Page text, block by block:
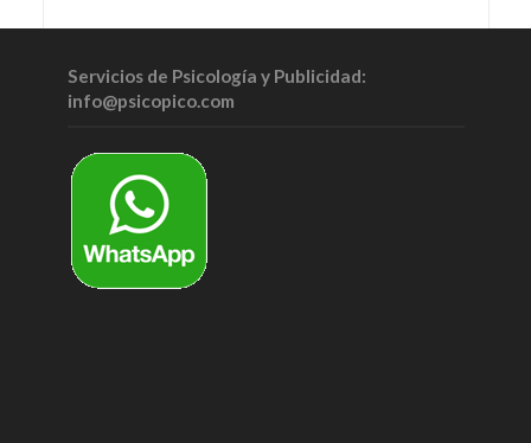
Servicios de Psicología y Publicidad:
info@psicopico.com